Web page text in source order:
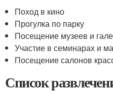
Поход в кино
Прогулка по парку
Посещение музеев и
Участие в семинарах и
Посещение салонов
Список